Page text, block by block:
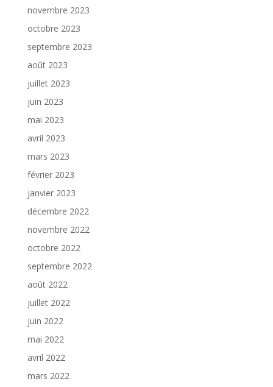
novembre 2023
octobre 2023
septembre 2023
août 2023
juillet 2023
juin 2023
mai 2023
avril 2023
mars 2023
février 2023
janvier 2023
décembre 2022
novembre 2022
octobre 2022
septembre 2022
août 2022
juillet 2022
juin 2022
mai 2022
avril 2022
mars 2022